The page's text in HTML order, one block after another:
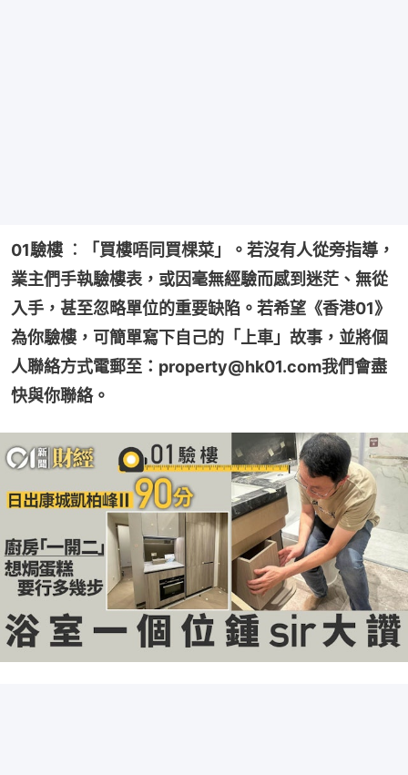
01驗樓 ︰「買樓唔同買棵菜」。若沒有人從旁指導，
業主們手執驗樓表，或因毫無經驗而感到迷茫、無從
入手，甚至忽略單位的重要缺陷。若希望《香港01》
為你驗樓，可簡單寫下自己的「上車」故事，並將個
人聯絡方式電郵至：property@hk01.com我們會盡
快與你聯絡。